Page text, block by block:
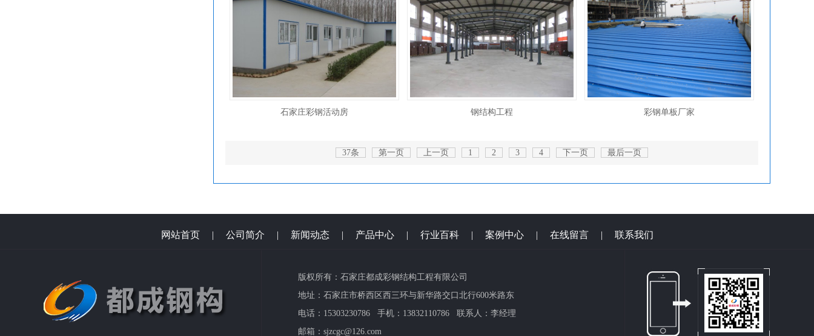
石家庄彩钢活动房 钢结构工程 彩钢单板厂家
37条 第一页 上一页 1 2 3 4 下一页 最后一页
网站首页| 公司简介 | 新闻动态| 产品中心| 行业百科| 案例中心| 在线留言| 联系我们
版权所有：石家庄都成彩钢结构工程有限公司
地址：石家庄市桥西区西三环与新华路交口北行600米路东
电话：15303230786 手机：13832110786 联系人：李经理
邮箱：sjzcgc@126.com